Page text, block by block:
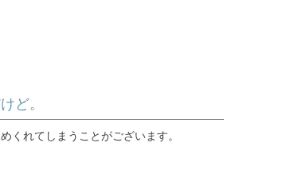
ど。
くれてしまうことがございます。